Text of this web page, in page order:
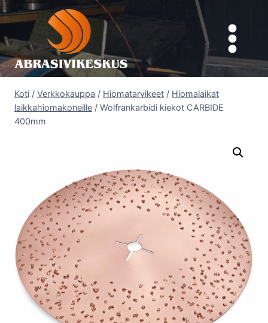
Siirry
sisältöön
Koti / Verkkokauppa / Hiomatarvikeet / Hiomalaikat
laikkahiomakoneille / Wolfrankarbidi kiekot CARBIDE
400mm